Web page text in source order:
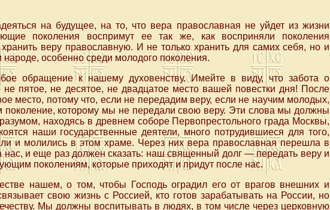
на будущее, на то, что вера православная не уйдет из жизни
поколения воспримут ее так же, как восприняли поколения
веру православную. И не только хранить для самих себя, но и
особенно среди молодого поколения.
обращение к нашему духовенству. Имейте в виду, что забота о
пятое, не десятое, не двадцатое место вашей повестки дня! После
место, потому что, если не передадим веру, если не научим молодых,
поколение, которому мы не передали свою веру. Эти слова мы должны
находясь в древнем соборе Первопрестольного града Москвы,
наши государственные деятели, много потрудившиеся для того,
и молились в этом храме. Через них вера православная перешла в
нас, и еще раз должен сказать: наш священный долг — передать веру и
поколениям, которые приходят и придут после нас.
нашем, о том, чтобы Господь оградил его от врагов внешних и
свою жизнь с Россией, кто готов зарабатывать на России, но
Мы должны воспитывать в людях, в том числе через церковную